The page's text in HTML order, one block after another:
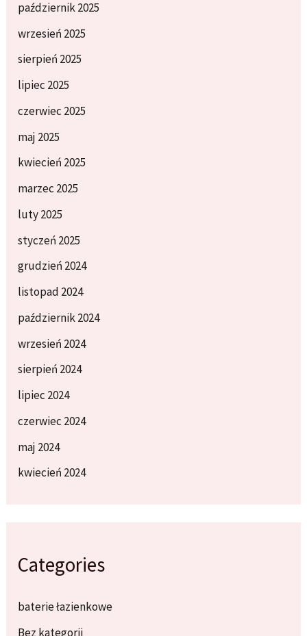
październik 2025
wrzesień 2025
sierpień 2025
lipiec 2025
czerwiec 2025
maj 2025
kwiecień 2025
marzec 2025
luty 2025
styczeń 2025
grudzień 2024
listopad 2024
październik 2024
wrzesień 2024
sierpień 2024
lipiec 2024
czerwiec 2024
maj 2024
kwiecień 2024
Categories
baterie łazienkowe
Bez kategorii